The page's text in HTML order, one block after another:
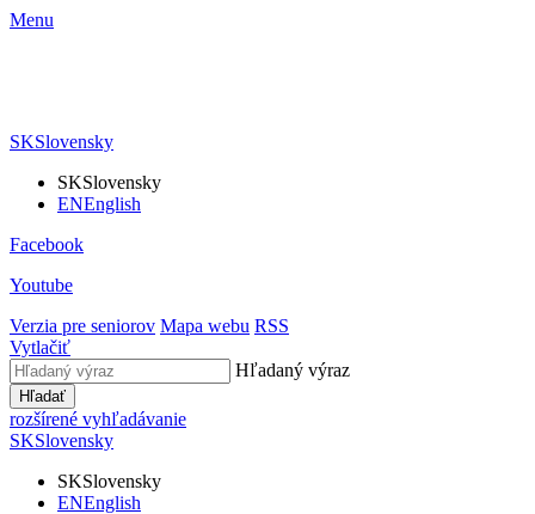
Menu
SKSlovensky
SKSlovensky
ENEnglish
Facebook
Youtube
Verzia pre seniorov Mapa webu RSS
Vytlačiť
Hľadaný výraz
Hľadať
rozšírené vyhľadávanie
SKSlovensky
SKSlovensky
ENEnglish